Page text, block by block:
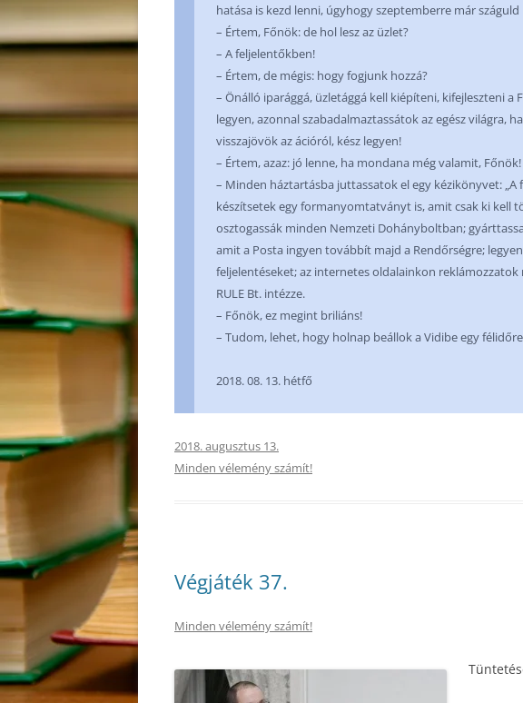
hatása is kezd lenni, úgyhogy szeptemberre már
– Értem, Főnök: de hol lesz az üzlet?
– A feljelentőkben!
– Értem, de mégis: hogy fogjunk hozzá?
– Önálló iparággá, üzletággá kell kiépíteni, kifejleszteni a
legyen, azonnal szabadalmaztassátok az egész világra,
visszajövök az ációról, kész legyen!
– Értem, azaz: jó lenne, ha mondana még valamit, Főnök!
– Minden háztartásba juttassatok el egy kézikönyvet: „A
készítsetek egy formanyomtatványt is, amit csak ki kell
osztogassák minden Nemzeti Dohányboltban;
amit a Posta ingyen továbbít majd a Rendőrségre;
feljelentéseket; az internetes oldalainkon
RULE Bt. intézze.
– Főnök, ez megint briliáns!
– Tudom, lehet, hogy holnap beállok a Vidibe egy
2018. 08. 13. hétfő
2018. augusztus 13.
Minden vélemény számít!
Végjáték 37.
Minden vélemény számít!